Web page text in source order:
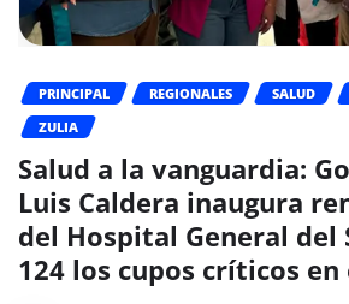
PRINCIPAL REGIONALES SALUD
ZULIA
Salud a la vanguardia:
Luis Caldera inaugura
del Hospital General del
124 los cupos críticos en